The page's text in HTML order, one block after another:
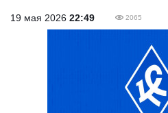
19 мая 2026 22:49 2065